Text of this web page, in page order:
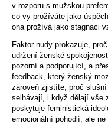
v rozporu s mužskou
co vy prožíváte jako
ona prožívá jako stagnaci
Faktor nudy prokazuje,
udržení ženské
pozorní a podporující, a
feedback, který ženský
zároveň zjistíte, proč
selhávají, i když dělají vše
poskytuje feministická
emocionální pohodlí, ale